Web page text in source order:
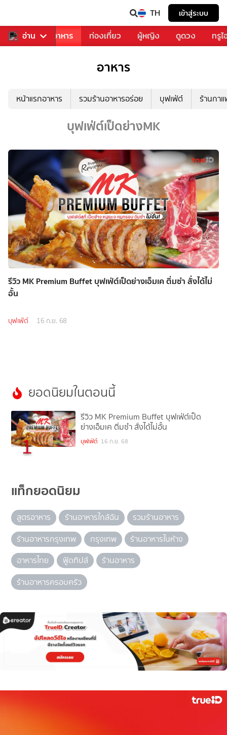
TH เข้าสู่ระบบ
อ่าน
การเพลง อาหาร ท่องเที่ยว ผู้หญิง ดูดวง ทรู
อาหาร
หน้าแรกอาหาร รวมร้านอาหารอร่อย บุฟเฟ่ต์ ร้านกา
บุฟเฟ่ต์เป็ดย่างMK
รีวิว MK Premium Buffet บุฟเฟ่ต์เป็ดย่างเอ็มเค ติ่มซำ สั่งได้ไม่
อั้น
บุฟเฟ่ต์ 16 ก.ย. 68
ยอดนิยมในตอนนี้
1
รีวิว MK Premium Buffet บุฟเฟ่ต์เป็ด
ย่างเอ็มเค ติ่มซำ สั่งได้ไม่อั้น
บุฟเฟ่ต์ 16 ก.ย. 68
แท็กยอดนิยม
สูตรอาหาร ร้านอาหารใกล้ฉัน
รวมร้านอาหาร
ร้านอาหารกรุงเทพ
กรุงเทพ
ร้านอาหารในห้าง
อาหารไทย
ฟู้ดทิปส์
ร้านอาหาร
ร้านอาหารครอบครัว